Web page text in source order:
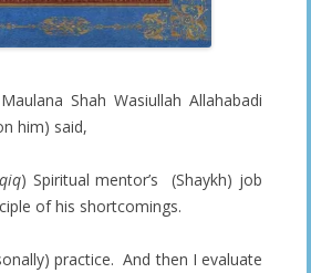
Shah Wasiullah Allahabadi
him) said,
) Spiritual mentor’s (Shaykh) job
of his shortcomings.
practice. And then I evaluate